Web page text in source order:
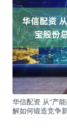
华信配资 从“产
解如何锻造竞争